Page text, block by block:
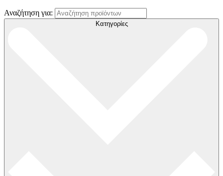
Αναζήτηση για:
Κατηγορίες